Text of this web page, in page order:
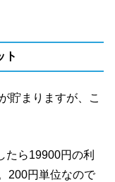
ト
貯まりますが、こ
たら19900円の利
200円単位なので